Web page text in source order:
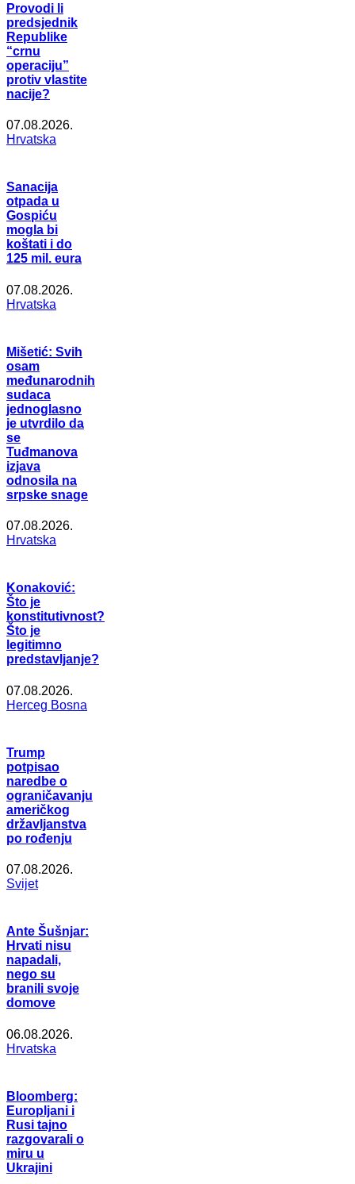
Provodi li
predsjednik
Republike
“crnu
operaciju”
protiv vlastite
nacije?
07.08.2026.
Hrvatska
Sanacija
otpada u
Gospiću
mogla bi
koštati i do
125 mil. eura
07.08.2026.
Hrvatska
Mišetić: Svih
osam
međunarodnih
sudaca
jednoglasno
je utvrdilo da
se
Tuđmanova
izjava
odnosila na
srpske snage
07.08.2026.
Hrvatska
Konaković:
Što je
konstitutivnost?
Što je
legitimno
predstavljanje?
07.08.2026.
Herceg Bosna
Trump
potpisao
naredbe o
ograničavanju
američkog
državljanstva
po rođenju
07.08.2026.
Svijet
Ante Šušnjar:
Hrvati nisu
napadali,
nego su
branili svoje
domove
06.08.2026.
Hrvatska
Bloomberg:
Europljani i
Rusi tajno
razgovarali o
miru u
Ukrajini